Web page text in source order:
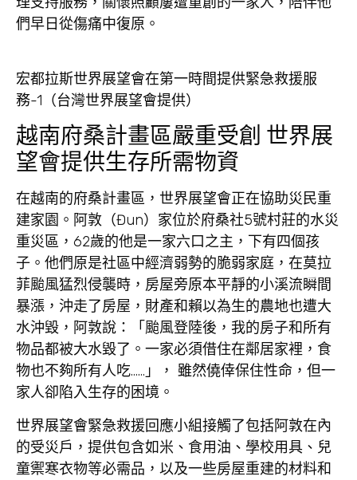
們早日從傷痛中復原。
宏都拉斯世界展望會在第一時間提供緊急救援服
務-1（台灣世界展望會提供）
越南府桑計畫區嚴重受創 世界展
望會提供生存所需物資
在越南的府桑計畫區，世界展望會正在協助災民重
建家園。阿敦（Đun）家位於府桑社5號村莊的水災
重災區，62歲的他是一家六口之主，下有四個孩
子。他們原是社區中經濟弱勢的脆弱家庭，在莫拉
菲颱風猛烈侵襲時，房屋旁原本平靜的小溪流瞬間
暴漲，沖走了房屋，財產和賴以為生的農地也遭大
水沖毀，阿敦說：「颱風登陸後，我的房子和所有
物品都被大水毀了。一家必須借住在鄰居家裡，食
物也不夠所有人吃……」， 雖然僥倖保住性命，但一
家人卻陷入生存的困境。
世界展望會緊急救援回應小組接觸了包括阿敦在內
的受災戶，提供包含如米、食用油、學校用具、兒
童禦寒衣物等必需品，以及一些房屋重建的材料和